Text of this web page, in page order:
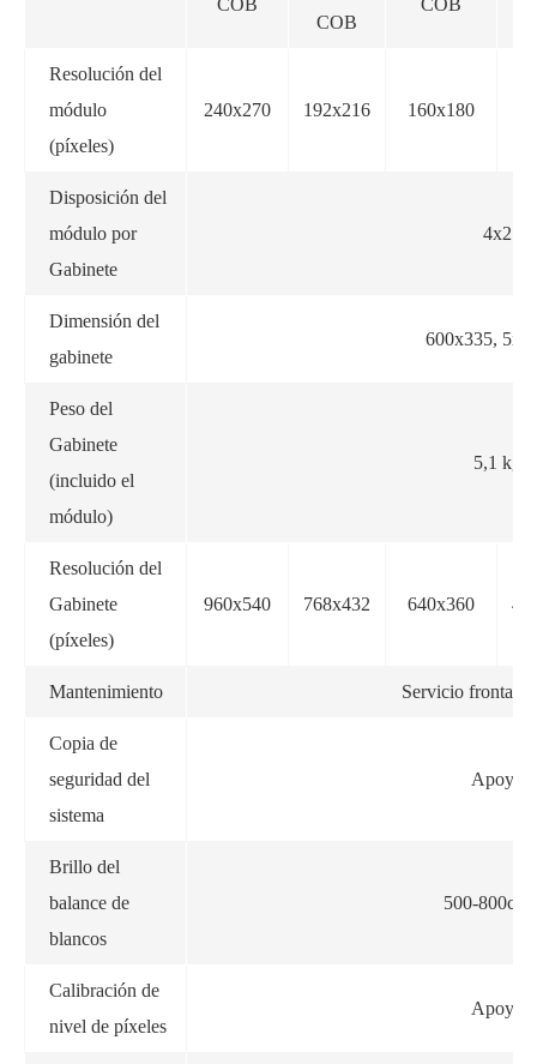
COB
COB
COB
Resolución del
módulo
(píxeles)
240x270 192x216 160x180
Disposición del
módulo por
Gabinete
4x2
Dimensión del
gabinete
600x335,
Peso del
Gabinete
(incluido el
módulo)
5,1 kg
Resolución del
Gabinete
(píxeles)
960x540 768x432 640x360
Mantenimiento Servicio frontal
Copia de
seguridad del
sistema
Apoyo
Brillo del
balance de
blancos
500-800cd/
Calibración de
nivel de píxeles
Apoyo